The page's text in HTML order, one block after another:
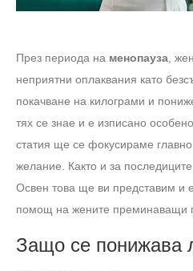
През периода на менопауза ,
неприятни оплаквания като
покачване на килограми и
тях се знае и е изписано
статия ще се фокусираме
желание. Както и за
Освен това ще ви представим и
помощ на жените преминаващи
Защо се понижава